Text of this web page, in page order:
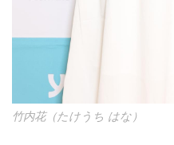
竹内花（たけうち はな）